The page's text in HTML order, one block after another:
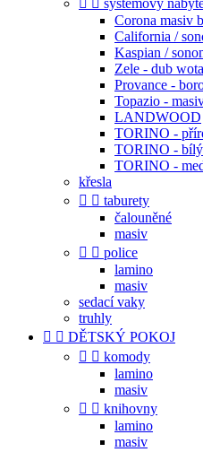
  systémový
Corona masiv
California /
Kaspian /
Zele - dub
Provance -
Topazio -
LANDWOOD
TORINO -
TORINO -
TORINO -
křesla
  taburety
čalouněné
masiv
  police
lamino
masiv
sedací vaky
truhly
  DĚTSKÝ POKOJ
  komody
lamino
masiv
  knihovny
lamino
masiv